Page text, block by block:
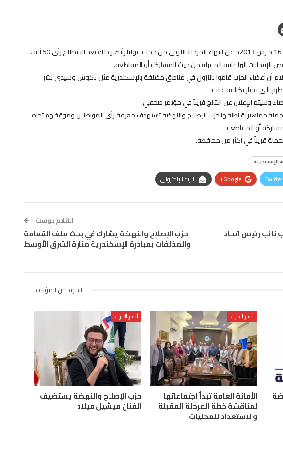
أعلن حزب الإصلاح والنهضة يوم السبت 16 مارس 2013م عن إنتهاء المرحلة الأولى من حملة قولنا رأيك وذلك بعد استطلاع رأي 50 ألف
البرلمانية المقبلة من حيث المشاركة أو المقاطعة.
أن أعضاء الحزب قاموا بالنزول في مناطق مختلفة بالإسكندرية مثل باكوس وسيدي بشر
التي تمتاز بكثافة عالية.
وسيتم الإعلان عن النتائج قريباً في مؤتمر صحفي.
حملة جماهيرية أطلقها حزب الإصلاح والنهضة تستهدف معرفة رأي المواطنين وموقفهم تجاه
أو المقاطعة.
قريباً في أكثر من محافظة.
الإسكندرية
Twitter
Google+ البريد الإلكتروني
نائب رئيس اتحاد
القادم بوست
حزب الإصلاح والنهضة يشارك في بحث ملف القمامة
والمخلفات بمبادرة الإسكندرية منارة الشرق الأوسط
المزيد عن المؤلف
أخبار الحزب
الأمانة العامة تبدأ اجتماعاتها
لمناقشة خطة المرحلة المقبلة
والاستعداد للمحليات
أخبار الحزب
حزب الإصلاح والنهضة يستضيف
الفنان ميشيل ميلاد